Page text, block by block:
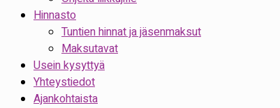
Hinnasto
Tuntien hinnat ja jäsenmaksut
Maksutavat
Usein kysyttyä
Yhteystiedot
Ajankohtaista